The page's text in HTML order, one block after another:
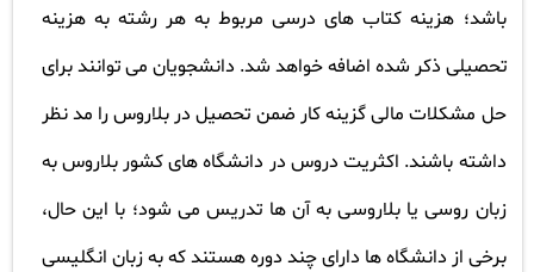
باشد؛ هزینه کتاب های درسی مربوط به هر رشته به هزینه
تحصیلی ذکر شده اضافه خواهد شد. دانشجویان می توانند برای
حل مشکلات مالی گزینه کار ضمن تحصیل در بلاروس را مد نظر
داشته باشند. اکثریت دروس در دانشگاه های کشور بلاروس به
زبان روسی یا بلاروسی به آن ها تدریس می شود؛ با این حال،
برخی از دانشگاه ها دارای چند دوره هستند که به زبان انگلیسی